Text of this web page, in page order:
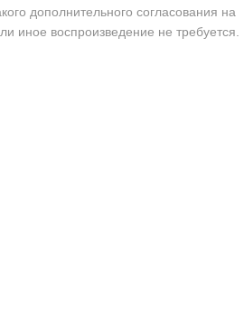
дополнительного согласования на
иное воспроизведение не требуется.